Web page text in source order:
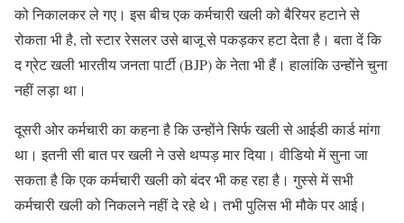
को निकालकर ले गए। इस बीच एक कर्मचारी खली को बैरियर हटाने से
रोकता भी है, तो स्टार रेसलर उसे बाजू से पकड़कर हटा देता है। बता दें कि
द ग्रेट खली भारतीय जनता पार्टी (BJP) के नेता भी हैं। हालांकि उन्होंने चुना
नहीं लड़ा था।
दूसरी ओर कर्मचारी का कहना है कि उन्होंने सिर्फ खली से आईडी कार्ड मांगा
था। इतनी सी बात पर खली ने उसे थप्पड़ मार दिया। वीडियो में सुना जा
सकता है कि एक कर्मचारी खली को बंदर भी कह रहा है। गुस्से में सभी
कर्मचारी खली को निकलने नहीं दे रहे थे। तभी पुलिस भी मौके पर आई।